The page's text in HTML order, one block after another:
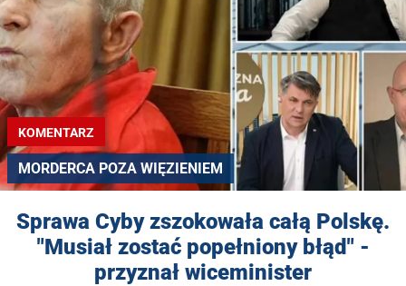
KOMENTARZ
MORDERCA POZA WIĘZIENIEM
Sprawa Cyby zszokowała całą Polskę.
"Musiał zostać popełniony błąd" -
przyznał wiceminister